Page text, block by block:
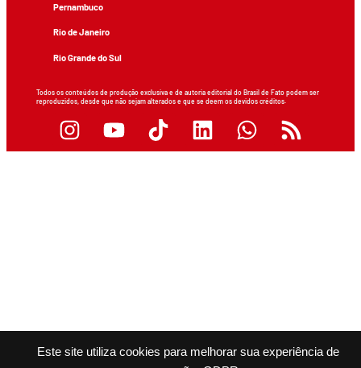
Este site utiliza cookies para melhorar sua experiência de
Pernambuco
Rio de Janeiro
Rio Grande do Sul
Todos os conteúdos de produção exclusiva e de autoria editorial do Brasil de Fato podem ser
reproduzidos, desde que não sejam alterados e que se deem os devidos créditos.